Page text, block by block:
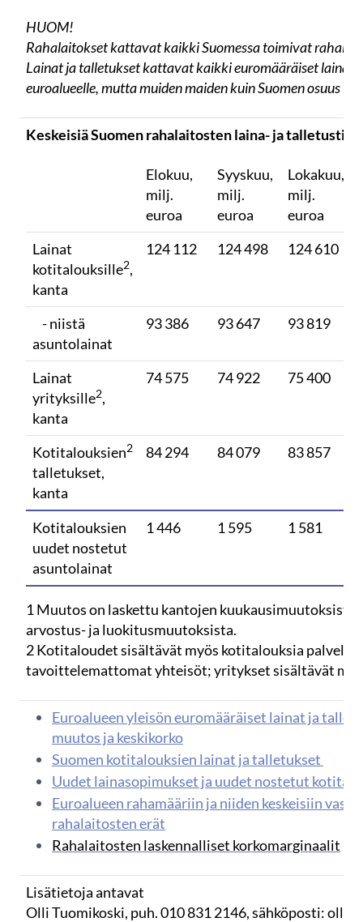
HUOM!
Rahalaitokset kattavat kaikki Suomessa toimivat
Lainat ja talletukset kattavat kaikki euromääräiset lainat
euroalueelle, mutta muiden maiden kuin Suomen osuus
Keskeisiä Suomen rahalaitosten laina- ja
Elokuu,
milj.
euroa
Syyskuu,
milj.
euroa
Lokakuu,
milj.
euroa
Lainat
kotitalouksille2,
kanta
124 112 124 498 124 610
- niistä
asuntolainat
93 386 93 647 93 819
Lainat
yrityksille2,
kanta
74 575 74 922 75 400
Kotitalouksien2
talletukset,
kanta
84 294 84 079 83 857
Kotitalouksien
uudet nostetut
asuntolainat
1 446 1 595 1 581
1 Muutos on laskettu kantojen
arvostus- ja luokitusmuutoksista.
2 Kotitaloudet sisältävät myös kotitalouksia
tavoittelemattomat yhteisöt; yritykset sisältävät
Euroalueen yleisön euromääräiset lainat ja
muutos ja keskikorko
Suomen kotitalouksien lainat ja talletukset
Uudet lainasopimukset ja uudet nostetut
Euroalueen rahamääriin ja niiden keskeisiin
rahalaitosten erät
Rahalaitosten laskennalliset korkomarginaalit
Lisätietoja antavat
Olli Tuomikoski, puh. 010 831 2146, sähköposti: